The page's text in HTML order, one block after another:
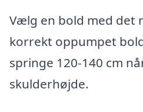
Vælg en bold med det
korrekt oppumpet
springe 120-140 cm
skulderhøjde.